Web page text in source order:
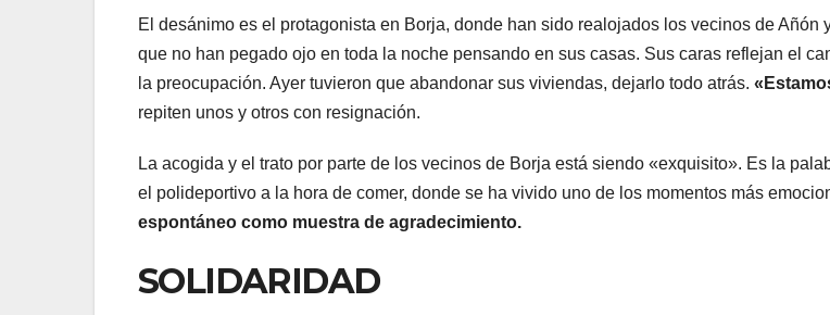
El desánimo es el protagonista en Borja, donde han sido realojados los vecinos de Añón
que no han pegado ojo en toda la noche pensando en sus casas. Sus caras reflejan el
la preocupación. Ayer tuvieron que abandonar sus viviendas, dejarlo todo atrás.
repiten unos y otros con resignación.
La acogida y el trato por parte de los vecinos de Borja está siendo «exquisito». Es la
el polideportivo a la hora de comer, donde se ha vivido uno de los momentos más
espontáneo como muestra de agradecimiento.
SOLIDARIDAD